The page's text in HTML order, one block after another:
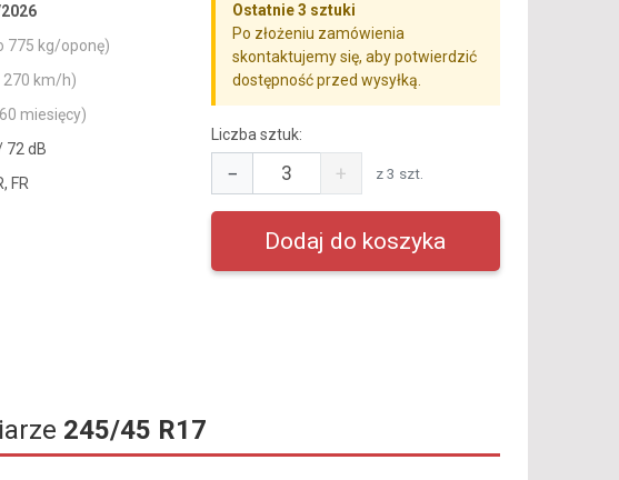
775 kg/oponę)
270 km/h)
miesięcy)
72 dB
FR
Ostatnie 3 sztuki
Po złożeniu zamówienia
skontaktujemy się, aby potwierdzić
dostępność przed wysyłką.
Liczba sztuk:
− + z 3 szt.
245/45 R17